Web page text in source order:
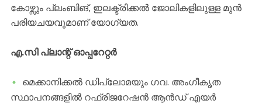
കോഴ്സും പ്ലംബിങ്, ഇലക്ട്രിക്കൽ ജോലികളിലുള്ള മുൻ
പരിയചയവുമാണ് യോഗ്യത.
എ.സി പ്ലാന്റ് ഓപ്പറേറ്റർ
മെക്കാനിക്കൽ ഡിപ്ലോമയും ഗവ. അംഗീകൃത
സ്ഥാപനങ്ങളിൽ റഫ്രിജറേഷൻ ആൻഡ് എയർ